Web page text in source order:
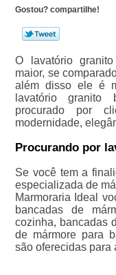
Gostou? compartilhe!
O lavatório
maior, se
além disso ele é
lavatório
procurado por
modernidade,
Procurando por
Se você tem a
especializada de
Marmoraria Ideal
bancadas de
cozinha, bancadas
de mármore para
são oferecidas para